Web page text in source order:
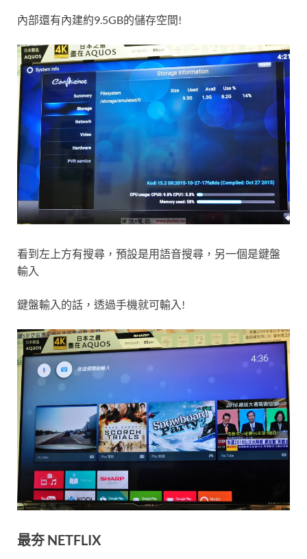
內部還有內建約9.5GB的儲存空間!
看到左上方有搜尋，預設是用語音搜尋，另一個是鍵盤
輸入
鍵盤輸入的話，透過手機就可輸入!
最夯 NETFLIX